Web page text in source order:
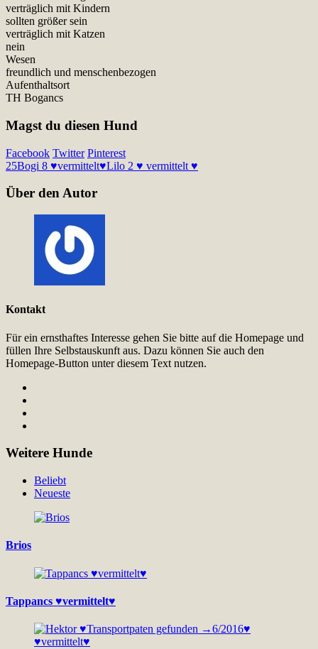
verträglich mit Kindern
sollten größer sein
verträglich mit Katzen
nein
Wesen
freundlich und menschenbezogen
Aufenthaltsort
TH Bogancs
Magst du diesen Hund
Facebook Twitter Pinterest
25Bogi 8 ♥vermittelt♥Lilo 2 ♥ vermittelt ♥
Über den Autor
Kontakt
Für ein ernsthaftes Interesse gehen Sie bitte auf die Homepage und
füllen Ihre Selbstauskunft aus. Dazu können Sie auch den
Homepage-Button unter diesem Text nutzen.
Weitere Hunde
Beliebt
Neueste
Brios
Tappancs ♥vermittelt♥